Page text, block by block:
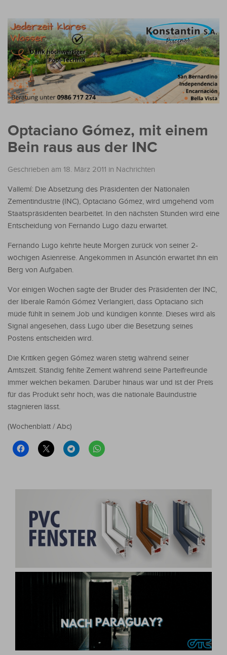
Optaciano Gómez, mit einem
Bein raus aus der INC
Geschrieben am 18. März 2011 in Nachrichten
Vallemí: Die Absetzung des Präsidenten der Nationalen
Zementindustrie (INC), Optaciano Gómez, wird umgehend vom
Staatspräsidenten bearbeitet. In den nächsten Stunden wird eine
Entscheidung von Fernando Lugo dazu erwartet.
Fernando Lugo kehrte heute Morgen zurück von seiner 2-
wöchigen Asienreise. Angekommen in Asunción erwartet ihn ein
Berg von Aufgaben.
Vor einigen Wochen sagte der Bruder des Präsidenten der INC,
der liberale Ramón Gómez Verlangieri, dass Optaciano sich
müde fühlt in seinem Job und kündigen könnte. Dieses wird als
Signal angesehen, dass Lugo über die Besetzung seines
Postens entscheiden wird.
Die Kritiken gegen Gómez waren stetig während seiner
Amtszeit. Ständig fehlte Zement während seine Parteifreunde
immer welchen bekamen. Darüber hinaus war und ist der Preis
für das Produkt sehr hoch, was die nationale Bauindustrie
stagnieren lässt.
(Wochenblatt / Abc)